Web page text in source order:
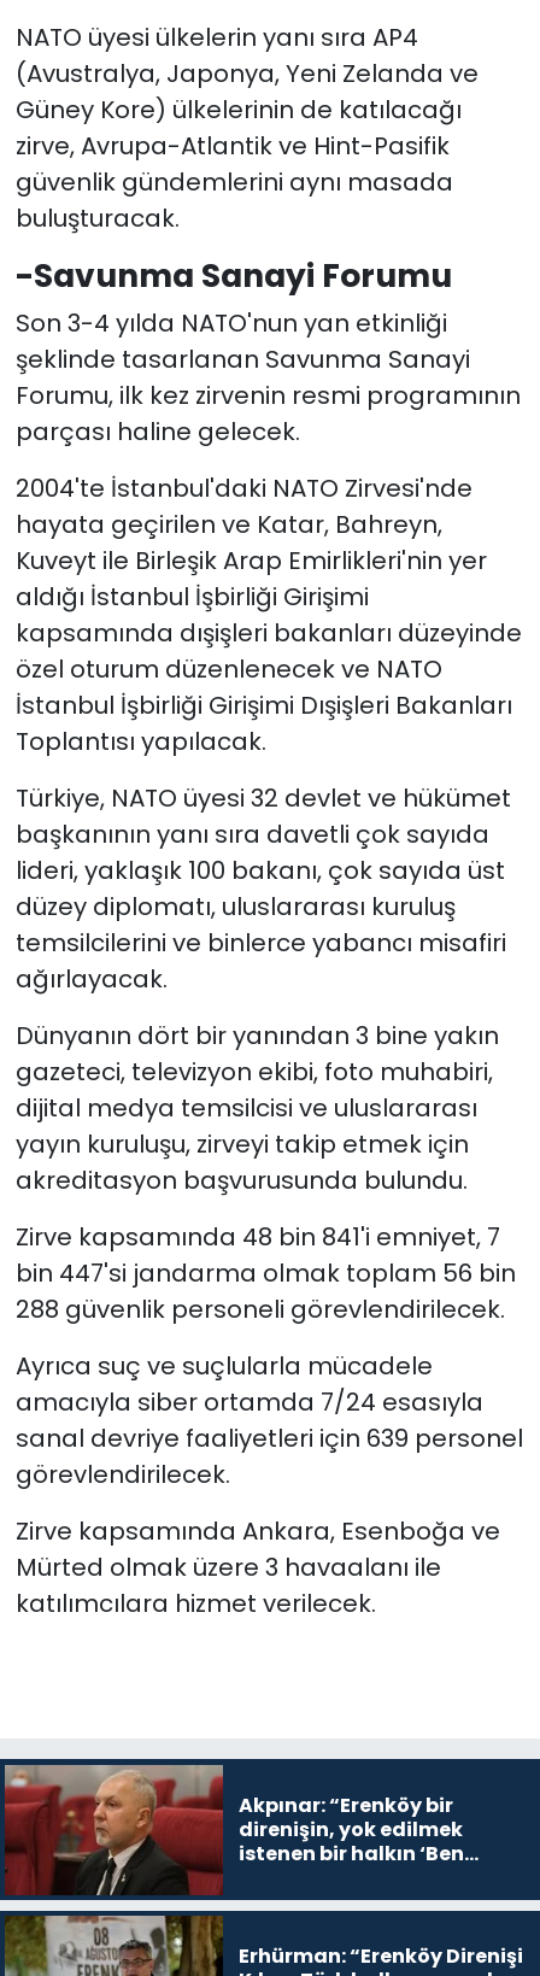
NATO üyesi ülkelerin yanı sıra AP4
(Avustralya, Japonya, Yeni Zelanda ve
Güney Kore) ülkelerinin de katılacağı
zirve, Avrupa-Atlantik ve Hint-Pasifik
güvenlik gündemlerini aynı masada
buluşturacak.
-Savunma Sanayi Forumu
Son 3-4 yılda NATO'nun yan etkinliği
şeklinde tasarlanan Savunma Sanayi
Forumu, ilk kez zirvenin resmi programının
parçası haline gelecek.
2004'te İstanbul'daki NATO Zirvesi'nde
hayata geçirilen ve Katar, Bahreyn,
Kuveyt ile Birleşik Arap Emirlikleri'nin yer
aldığı İstanbul İşbirliği Girişimi
kapsamında dışişleri bakanları düzeyinde
özel oturum düzenlenecek ve NATO
İstanbul İşbirliği Girişimi Dışişleri Bakanları
Toplantısı yapılacak.
Türkiye, NATO üyesi 32 devlet ve hükümet
başkanının yanı sıra davetli çok sayıda
lideri, yaklaşık 100 bakanı, çok sayıda üst
düzey diplomatı, uluslararası kuruluş
temsilcilerini ve binlerce yabancı misafiri
ağırlayacak.
Dünyanın dört bir yanından 3 bine yakın
gazeteci, televizyon ekibi, foto muhabiri,
dijital medya temsilcisi ve uluslararası
yayın kuruluşu, zirveyi takip etmek için
akreditasyon başvurusunda bulundu.
Zirve kapsamında 48 bin 841'i emniyet, 7
bin 447'si jandarma olmak toplam 56 bin
288 güvenlik personeli görevlendirilecek.
Ayrıca suç ve suçlularla mücadele
amacıyla siber ortamda 7/24 esasıyla
sanal devriye faaliyetleri için 639 personel
görevlendirilecek.
Zirve kapsamında Ankara, Esenboğa ve
Mürted olmak üzere 3 havaalanı ile
katılımcılara hizmet verilecek.
Akpınar: “Erenköy bir
direnişin, yok edilmek
istenen bir halkın ‘Ben
devam edeceğim’ dediği
Erhürman: “Erenköy Direnişi